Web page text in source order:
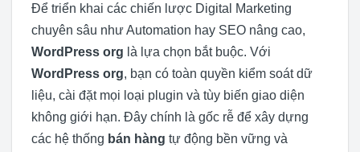
Để triển khai các chiến lược Digital Marketing
chuyên sâu như Automation hay SEO nâng cao,
WordPress org là lựa chọn bắt buộc. Với
WordPress org, bạn có toàn quyền kiểm soát dữ
liệu, cài đặt mọi loại plugin và tùy biến giao diện
không giới hạn. Đây chính là gốc rễ để xây dựng
các hệ thống bán hàng tự động bền vững và